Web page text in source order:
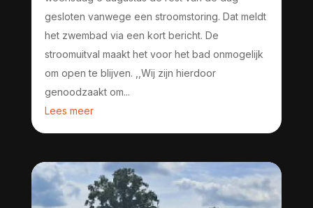
gesloten vanwege een stroomstoring. Dat meldt
het zwembad via een kort bericht. De
stroomuitval maakt het voor het bad onmogelijk
om open te blijven. ,,Wij zijn hierdoor
genoodzaakt om...
Lees meer